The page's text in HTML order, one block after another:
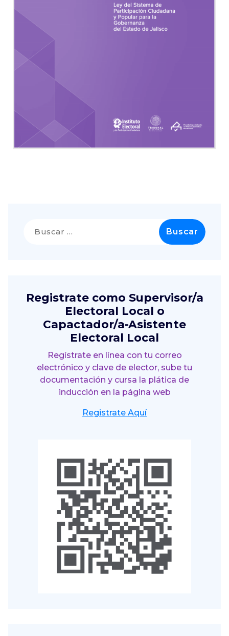
Registrate como Supervisor/a
Electoral Local o
Capactador/a-Asistente
Electoral Local
Regístrate en línea con tu correo
electrónico y clave de elector, sube tu
documentación y cursa la plática de
inducción en la página web
Registrate Aquí